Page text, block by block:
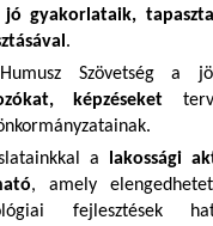
jó gyakorlataik,
.
Szövetség a
képzéseket
a
lakossági
, amely
fejlesztések